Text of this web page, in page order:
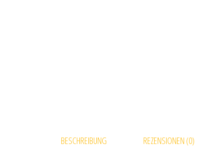
BESCHREIBUNG REZENSIONEN (0)